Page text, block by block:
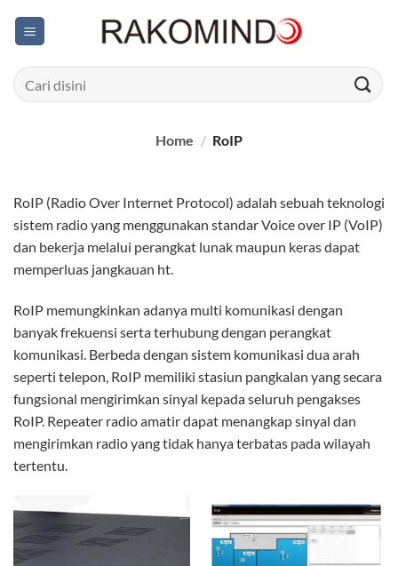
Search
for:
Home / RoIP
RoIP (Radio Over Internet Protocol) adalah sebuah teknologi
sistem radio yang menggunakan standar Voice over IP (VoIP)
dan bekerja melalui perangkat lunak maupun keras dapat
memperluas jangkauan ht.
RoIP memungkinkan adanya multi komunikasi dengan
banyak frekuensi serta terhubung dengan perangkat
komunikasi. Berbeda dengan sistem komunikasi dua arah
seperti telepon, RoIP memiliki stasiun pangkalan yang secara
fungsional mengirimkan sinyal kepada seluruh pengakses
RoIP. Repeater radio amatir dapat menangkap sinyal dan
mengirimkan radio yang tidak hanya terbatas pada wilayah
tertentu.